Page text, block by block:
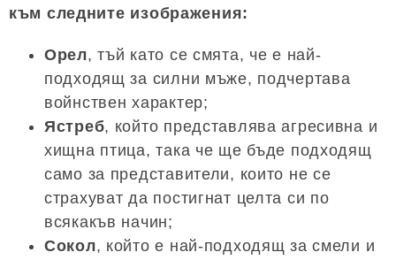
към следните изображения:
Орел, тъй като се смята, че е най-
подходящ за силни мъже, подчертава
войнствен характер;
Ястреб, който представлява агресивна и
хищна птица, така че ще бъде подходящ
само за представители, които не се
страхуват да постигнат целта си по
всякакъв начин;
Сокол, който е най-подходящ за смели и